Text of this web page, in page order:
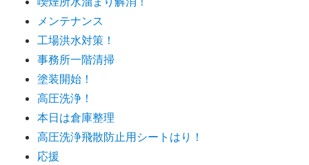
メンテナンス
工場洪水対策！
事務所一階清掃
塗装開始！
高圧洗浄！
本日は倉庫整理
高圧洗浄飛散防止用シートはり！
応援